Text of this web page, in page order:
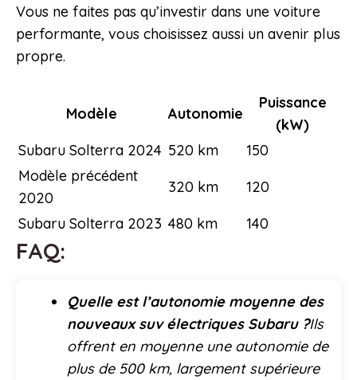
Vous ne faites pas qu’investir dans une voiture
performante, vous choisissez aussi un avenir plus
propre.
Modèle Autonomie
Puissance
(kW)
Subaru Solterra 2024 520 km
150
Modèle précédent
2020
320 km
120
Subaru Solterra 2023 480 km 140
FAQ:
Quelle est l’autonomie moyenne des
nouveaux suv électriques Subaru ?Ils
offrent en moyenne une autonomie de
plus de 500 km, largement supérieure